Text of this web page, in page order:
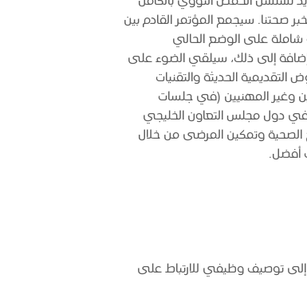
صحتنا. سيجمع المؤتمر القادم بين
شاملة على الوضع الحالي
بالإضافة إلى ذلك، سيلقي الضوء على
التقديمية الحديثة والتقنيات
وغير المهنيين (في جلسات
في دول مجلس التعاون الخليجي
الصحية وتمكين المرضى من خلال
أفضل.
إلى توصيف وظيفي للارتباط على